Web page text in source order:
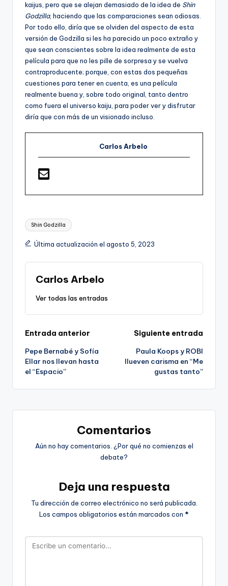
kaijus, pero que se alejan demasiado de la idea de Shin
Godzilla, haciendo que las comparaciones sean odiosas.
Por todo ello, diría que se olviden del aspecto de esta
versión de Godzilla si les ha parecido un poco extraño y
que sean conscientes sobre la idea realmente de esta
película para que no les pille de sorpresa y se vuelva
contraproducente; porque, con estas dos pequeñas
cuestiones para tener en cuenta, es una película
realmente buena y, sobre todo original, tanto dentro
como fuera el universo kaiju, para poder ver y disfrutar
diría que con más de un visionado incluso.
Carlos Arbelo
Etiquetas:
Shin Godzilla
Última actualización el agosto 5, 2023
Carlos Arbelo
Ver todas las entradas
Navegación
de
entradas
Entrada anterior
Pepe Bernabé y Sofía
Ellar nos llevan hasta
el “Espacio”
Siguiente entrada
Paula Koops y ROBI
llueven carisma en “Me
gustas tanto”
Comentarios
Aún no hay comentarios. ¿Por qué no comienzas el
debate?
Deja una respuesta
Tu dirección de correo electrónico no será publicada.
Los campos obligatorios están marcados con *